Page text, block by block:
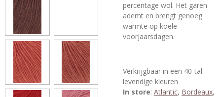
percentage wol. Het garen
ademt en brengt genoeg
warmte op koele
voorjaarsdagen.
Verkrijgbaar in een 40-tal
levendige kleuren
In store: Atlantic, Bordeaux,